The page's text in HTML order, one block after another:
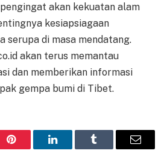
akan kekuatan alam
kesiapsiagaan
serupa di masa mendatang.
akan terus memantau
dan memberikan informasi
gempa bumi di Tibet.
Pinterest LinkedInTumblr Email